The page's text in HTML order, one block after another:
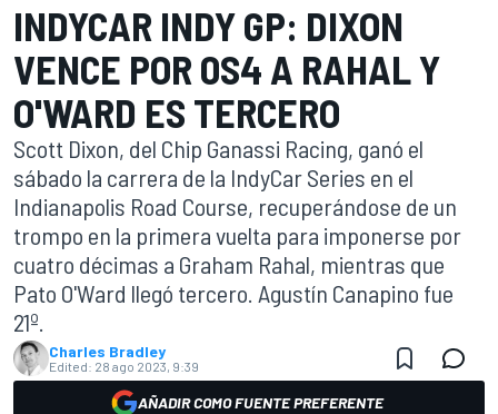
INDYCAR INDY GP: DIXON
VENCE POR 0S4 A RAHAL Y
O'WARD ES TERCERO
Scott Dixon, del Chip Ganassi Racing, ganó el
sábado la carrera de la IndyCar Series en el
Indianapolis Road Course, recuperándose de un
trompo en la primera vuelta para imponerse por
cuatro décimas a Graham Rahal, mientras que
Pato O'Ward llegó tercero. Agustín Canapino fue
21º.
Charles Bradley
Edited: 28 ago 2023, 9:39
AÑADIR COMO FUENTE PREFERENTE